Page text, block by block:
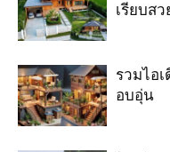
เรียบส
รวมไอ
อบอุ่น